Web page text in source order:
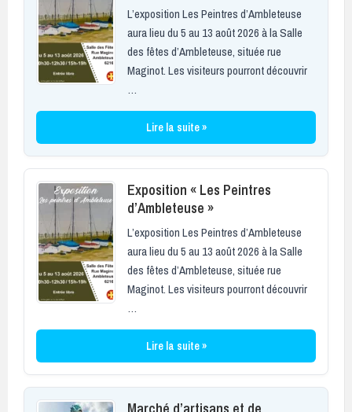
L’exposition Les Peintres d’Ambleteuse
aura lieu du 5 au 13 août 2026 à la Salle
des fêtes d’Ambleteuse, située rue
Maginot. Les visiteurs pourront découvrir
…
Lire la suite »
Exposition « Les Peintres
d’Ambleteuse »
L’exposition Les Peintres d’Ambleteuse
aura lieu du 5 au 13 août 2026 à la Salle
des fêtes d’Ambleteuse, située rue
Maginot. Les visiteurs pourront découvrir
…
Lire la suite »